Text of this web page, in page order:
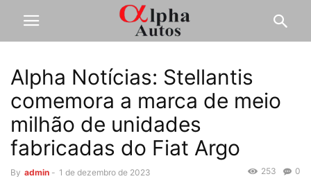
Alpha Notícias: Stellantis
comemora a marca de meio
milhão de unidades
fabricadas do Fiat Argo
By admin - 1 de dezembro de 2023 0
253